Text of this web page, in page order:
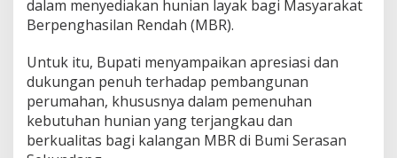
dalam menyediakan hunian layak bagi Masyarakat
Berpenghasilan Rendah (MBR).
Untuk itu, Bupati menyampaikan apresiasi dan
dukungan penuh terhadap pembangunan
perumahan, khususnya dalam pemenuhan
kebutuhan hunian yang terjangkau dan
berkualitas bagi kalangan MBR di Bumi Serasan